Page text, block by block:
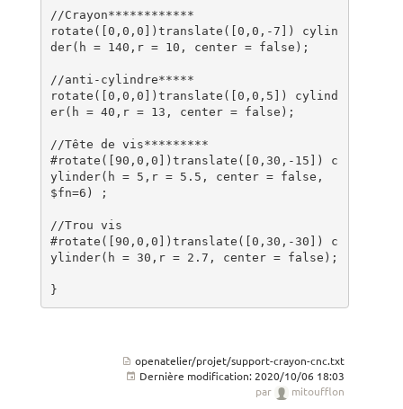
//Crayon************
rotate([0,0,0])translate([0,0,-7]) cylin
der(h = 140,r = 10, center = false);
//anti-cylindre*****
rotate([0,0,0])translate([0,0,5]) cylind
er(h = 40,r = 13, center = false);
//Tête de vis*********
#rotate([90,0,0])translate([0,30,-15]) c
ylinder(h = 5,r = 5.5, center = false,
$fn=6) ;
//Trou vis
#rotate([90,0,0])translate([0,30,-30]) c
ylinder(h = 30,r = 2.7, center = false);
}
openatelier/projet/support-crayon-cnc.txt
Dernière modification: 2020/10/06 18:03
par
mitoufflon